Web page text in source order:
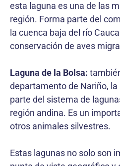
esta laguna es una de las
región. Forma parte del
la cuenca baja del río
conservación de aves
Laguna de la Bolsa:
departamento de Nariño, la
parte del sistema de
región andina. Es un
otros animales silvestres.
Estas lagunas no solo son